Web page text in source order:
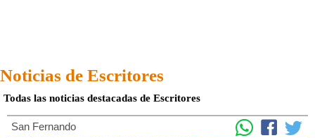
Noticias de Escritores
Todas las noticias destacadas de Escritores
San Fernando